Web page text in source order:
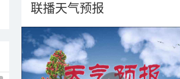
联播天气预报